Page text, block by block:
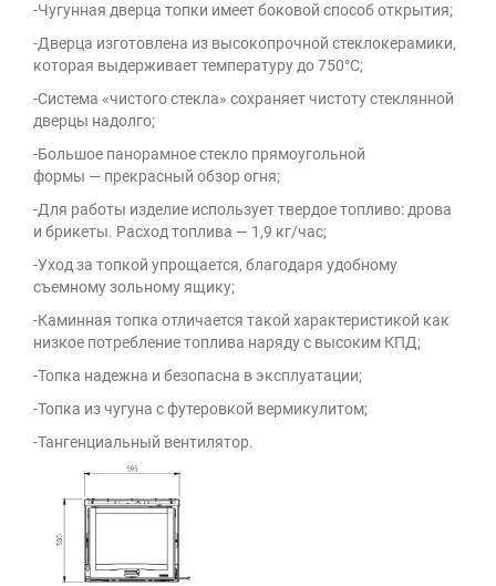
-Чугунная дверца топки имеет боковой способ открытия;
-Дверца изготовлена из высокопрочной стеклокерамики,
которая выдерживает температуру до 750°C;
-Система «чистого стекла» сохраняет чистоту стеклянной
дверцы надолго;
-Большое панорамное стекло прямоугольной
формы — прекрасный обзор огня;
-Для работы изделие использует твердое топливо: дрова
и брикеты. Расход топлива — 1,9 кг/час;
-Уход за топкой упрощается, благодаря удобному
съемному зольному ящику;
-Каминная топка отличается такой характеристикой как
низкое потребление топлива наряду с высоким КПД;
-Топка надежна и безопасна в эксплуатации;
-Топка из чугуна с футеровкой вермикулитом;
-Тангенциальный вентилятор.